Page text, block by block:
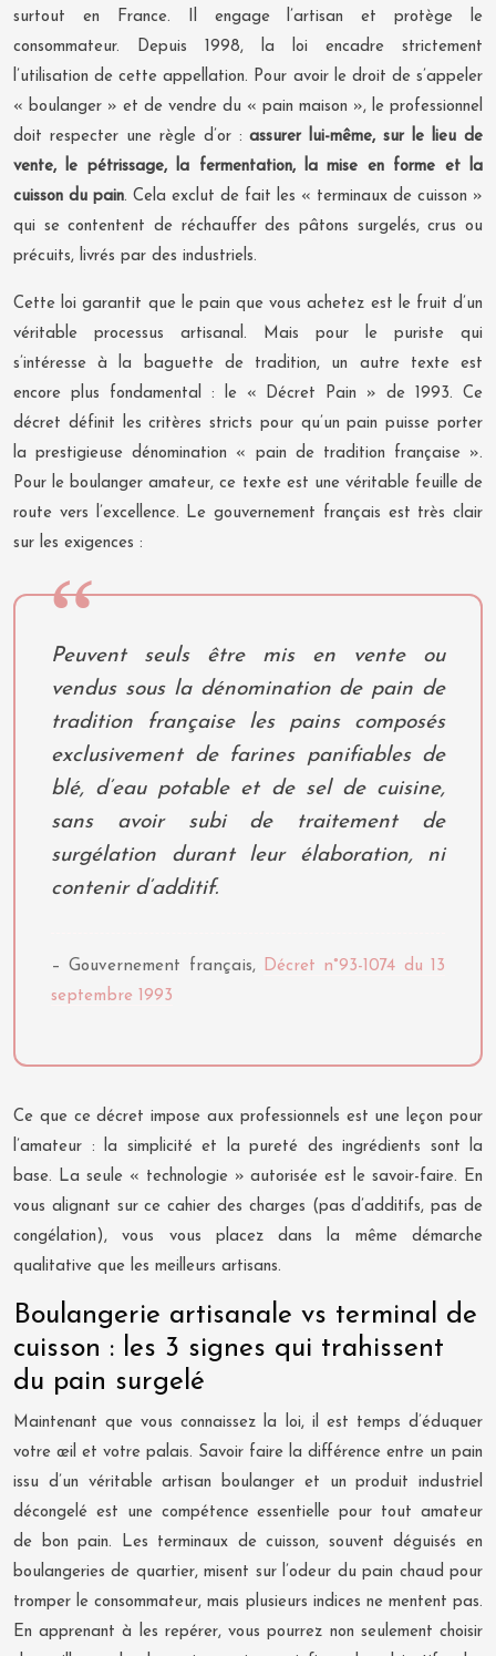
surtout en France. Il engage l’artisan et protège le
consommateur. Depuis 1998, la loi encadre strictement
l’utilisation de cette appellation. Pour avoir le droit de s’appeler
« boulanger » et de vendre du « pain maison », le professionnel
doit respecter une règle d’or :assurer lui-même, sur le lieu de
vente, le pétrissage, la fermentation, la mise en forme et la
cuisson du pain. Cela exclut de fait les « terminaux de cuisson »
qui se contentent de réchauffer des pâtons surgelés, crus ou
précuits, livrés par des industriels.
Cette loi garantit que le pain que vous achetez est le fruit d’un
véritable processus artisanal. Mais pour le puriste qui
s’intéresse à la baguette de tradition, un autre texte est
encore plus fondamental : le « Décret Pain » de 1993. Ce
décret définit les critères stricts pour qu’un pain puisse porter
la prestigieuse dénomination « pain de tradition française ».
Pour le boulanger amateur, ce texte est une véritable feuille de
route vers l’excellence. Le gouvernement français est très clair
sur les exigences :
Peuvent seuls être mis en vente ou
vendus sous la dénomination de pain de
tradition française les pains composés
exclusivement de farines panifiables de
blé, d’eau potable et de sel de cuisine,
sans avoir subi de traitement de
surgélation durant leur élaboration, ni
contenir d’additif.
– Gouvernement français, Décret n°93-1074 du 13
septembre 1993
Ce que ce décret impose aux professionnels est une leçon pour
l’amateur : la simplicité et la pureté des ingrédients sont la
base. La seule « technologie » autorisée est le savoir-faire. En
vous alignant sur ce cahier des charges (pas d’additifs, pas de
congélation), vous vous placez dans la même démarche
qualitative que les meilleurs artisans.
Boulangerie artisanale vs terminal de
cuisson : les 3 signes qui trahissent
du pain surgelé
Maintenant que vous connaissez la loi, il est temps d’éduquer
votre œil et votre palais. Savoir faire la différence entre un pain
issu d’un véritable artisan boulanger et un produit industriel
décongelé est une compétence essentielle pour tout amateur
de bon pain. Les terminaux de cuisson, souvent déguisés en
boulangeries de quartier, misent sur l’odeur du pain chaud pour
tromper le consommateur, mais plusieurs indices ne mentent pas.
En apprenant à les repérer, vous pourrez non seulement choisir